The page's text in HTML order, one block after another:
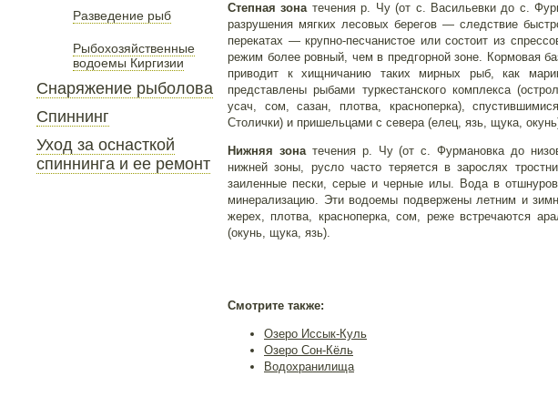
Разведение рыб
Рыбохозяйственные
водоемы Киргизии
Снаряжение рыболова
Спиннинг
Уход за оснасткой
спиннинга и ее ремонт
Степная зона течения р. Чу (от с. Васильевки до с.
разрушения мягких лесовых берегов — следствие
перекатах — крупно-песчанистое или состоит из
режим более ровный, чем в предгорной зоне. Кормовая
приводит к хищничанию таких мирных рыб, как
представлены рыбами туркестанского комплекса
усач, сом, сазан, плотва, красноперка),
Столички) и пришельцами с севера (елец, язь, щука,
Нижняя зонатечения р. Чу (от с. Фурмановка до
нижней зоны, русло часто теряется в зарослях
заиленные пески, серые и черные илы. Вода в
минерализацию. Эти водоемы подвержены летним и
жерех, плотва, красноперка, сом, реже встречаются
(окунь, щука, язь).
Смотрите также:
Озеро Иссык-Куль
Озеро Сон-Кёль
Водохранилища